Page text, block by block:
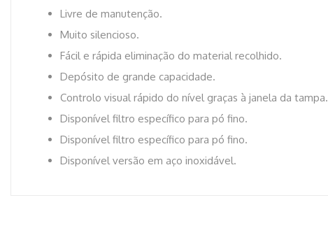
Livre de manutenção.
Muito silencioso.
Fácil e rápida eliminação do material recolhido.
Depósito de grande capacidade.
Controlo visual rápido do nível graças à janela da tampa.
Disponível filtro específico para pó fino.
Disponível filtro específico para pó fino.
Disponível versão em aço inoxidável.